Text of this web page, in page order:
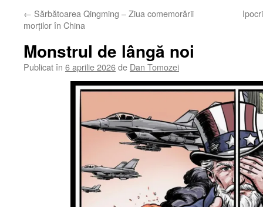
← Sărbătoarea Qingming – Ziua comemorării
morților în China
Monstrul de lângă noi
Publicat în 6 aprilie 2026de Dan Tomozei